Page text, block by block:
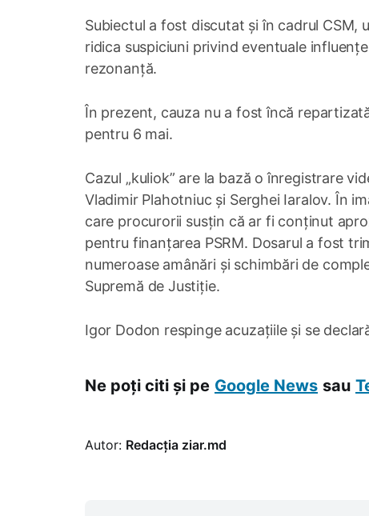
Subiectul a fost discutat și în cadrul CSM,
ridica suspiciuni privind eventuale
rezonanță.
În prezent, cauza nu a fost încă
pentru 6 mai.
Cazul „kuliok” are la bază o înregistrare
Vladimir Plahotniuc și Serghei Iaralov. În
care procurorii susțin că ar fi conținut
pentru finanțarea PSRM. Dosarul a fost
numeroase amânări și schimbări de
Supremă de Justiție.
Igor Dodon respinge acuzațiile și se
Ne poți citi și pe Google News sau
Autor: Redacția ziar.md